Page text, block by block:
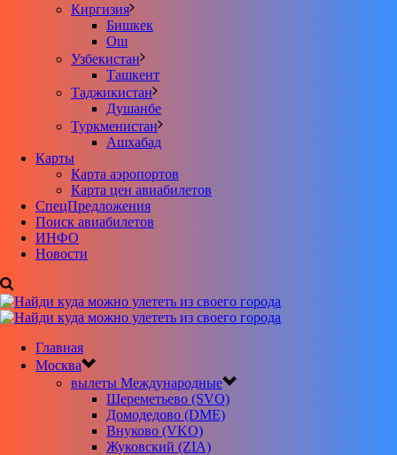
Киргизия
Бишкек
Ош
Узбекистан
Ташкент
Таджикистан
Душанбе
Туркменистан
Ашхабад
Карты
Карта аэропортов
Карта цен авиабилетов
CпецПредложения
Поиск авиабилетов
ИНФО
Новости
Главная
Москва
вылеты Международные
Шереметьево (SVO)
Домодедово (DME)
Внуково (VKO)
Жуковский (ZIA)